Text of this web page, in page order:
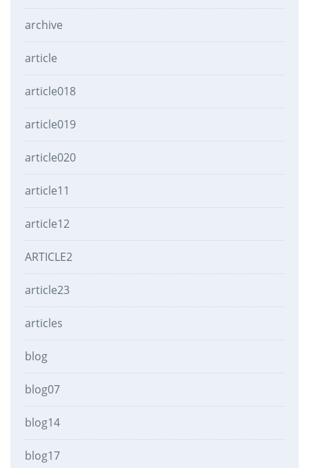
archive
article
article018
article019
article020
article11
article12
ARTICLE2
article23
articles
blog
blog07
blog14
blog17